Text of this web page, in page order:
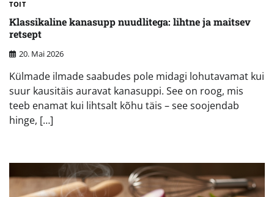
TOIT
Klassikaline kanasupp nuudlitega: lihtne ja maitsev
retsept
20. Mai 2026
Külmade ilmade saabudes pole midagi lohutavamat kui
suur kausitäis auravat kanasuppi. See on roog, mis
teeb enamat kui lihtsalt kõhu täis – see soojendab
hinge, […]